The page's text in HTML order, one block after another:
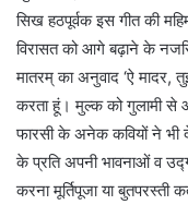
सिख हठपूर्वक इस गीत की
विरासत को आगे बढ़ाने के
मातरम् का अनुवाद ‘ऐ मादर,
करता हूं। मुल्क को गुलामी से
फारसी के अनेक कवियों ने भी
के प्रति अपनी भावनाओं व
करना मूर्तिपूजा या